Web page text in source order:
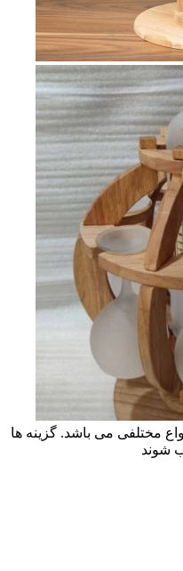
مختلفی می باشد. گزینه ها
شوند